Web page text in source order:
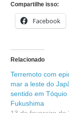
Compartilhe isso:
Facebook
Relacionado
Terremoto com
mar a leste do
sentido em Tóquio
Fukushima